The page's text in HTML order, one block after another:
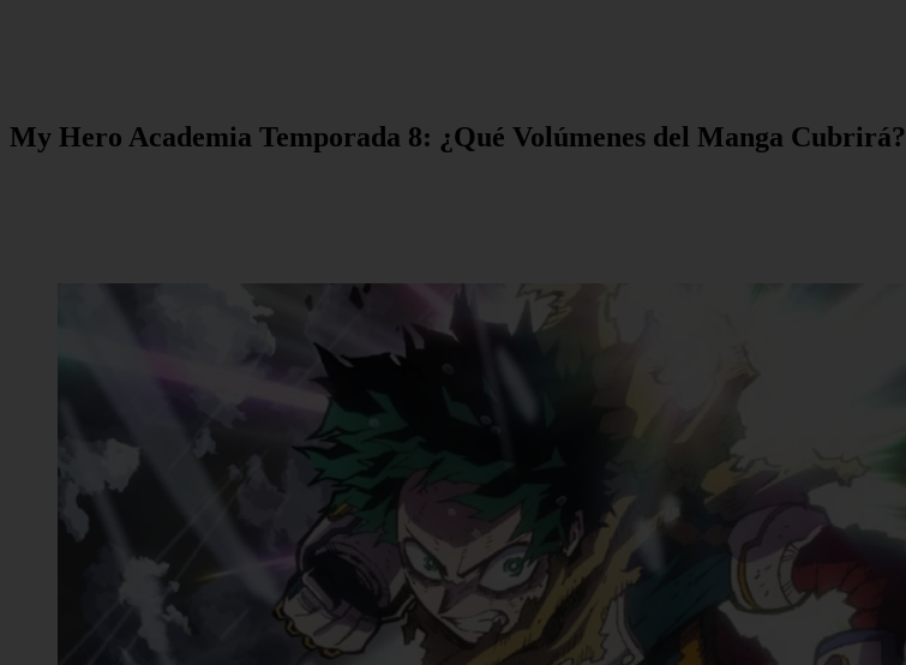
My Hero Academia Temporada 8: ¿Qué Volúmenes del Manga Cubrirá?